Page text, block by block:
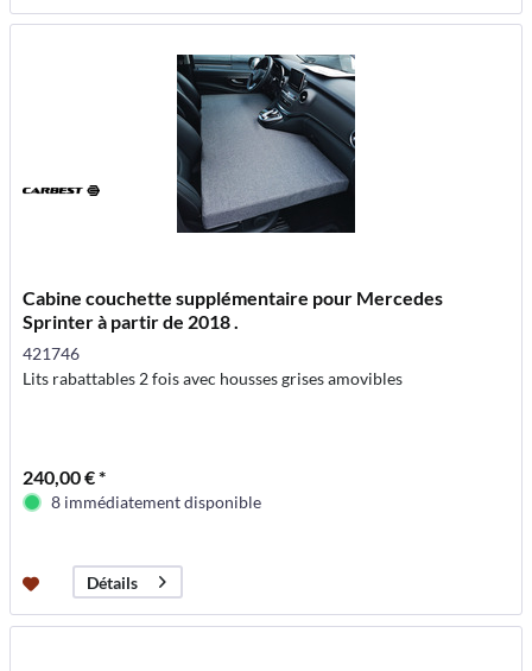
Cabine couchette supplémentaire pour Mercedes
Sprinter à partir de 2018 .
421746
Lits rabattables 2 fois avec housses grises amovibles
240,00 € *
8 immédiatement disponible
Détails